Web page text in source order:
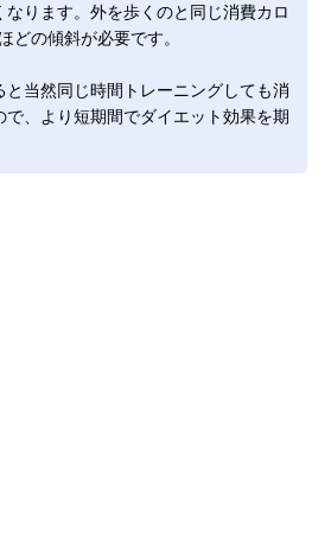
なります。外を歩くのと同じ消費カロ
どの傾斜が必要です。
と当然同じ時間トレーニングしても消
、より短期間でダイエット効果を期